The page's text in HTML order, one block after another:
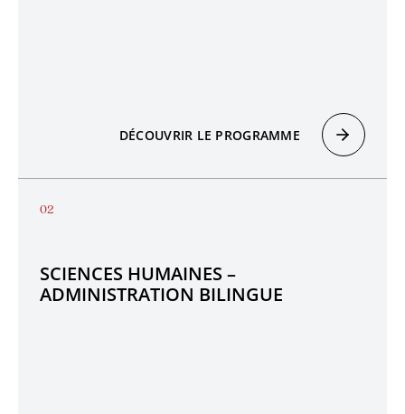
DÉCOUVRIR LE PROGRAMME
SCIENCES HUMAINES –
ADMINISTRATION BILINGUE